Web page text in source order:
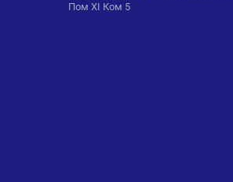
Пом XI Ком 5